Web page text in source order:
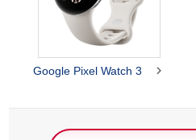
Google Pixel Watch 3 